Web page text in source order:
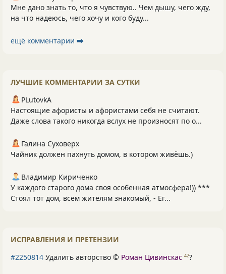
Мне дано знать то, что я чувствую.. Чем дышу, чего жду,
на что надеюсь, чего хочу и кого буду...
ещё комментарии ⮕
ЛУЧШИЕ КОММЕНТАРИИ ЗА СУТКИ
PLutоvkА
Настоящие афористы и афористами себя не считают.
Даже слова такого никогда вслух не произносят по о...
Галина Суховерх
Чайник должен пахнуть домом, в котором живёшь.)
Владимир Кириченко
У каждого старого дома своя особенная атмосфера!)) ***
Стоял тот дом, всем жителям знакомый, - Ег...
ИСПРАВЛЕНИЯ И ПРЕТЕНЗИИ
#2250814 Удалить авторство © Роман Цивинскас 42?